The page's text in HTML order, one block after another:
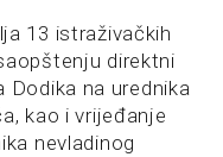
13 istraživačkih
direktni
Dodika na urednika
kao i vrijeđanje
nevladinog